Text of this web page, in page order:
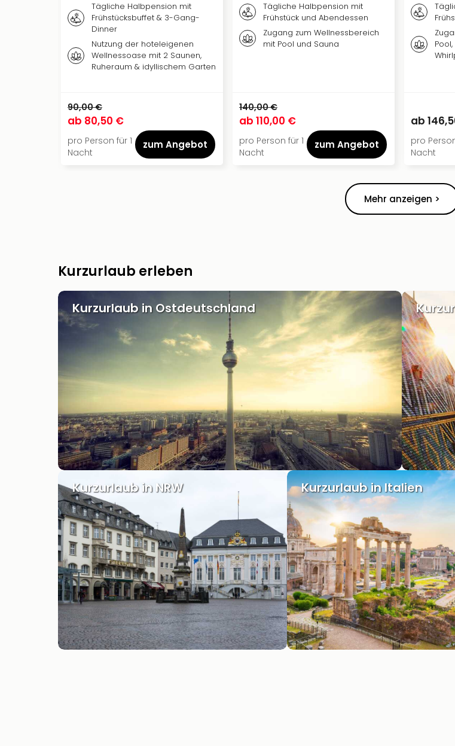
Tägliche Halbpension mit
Frühstücksbuffet & 3-Gang-
Dinner
Nutzung der hoteleigenen
Wellnessoase mit 2 Saunen,
Ruheraum & idyllischem Garten
90,00 €
ab 80,50 €
pro Person für 1
Nacht
zum Angebot
Tägliche Halbpension mit
Frühstück und Abendessen
Zugang zum Wellnessbereich
mit Pool und Sauna
140,00 €
ab 110,00 €
pro Person für 1
Nacht
zum Angebot
ab
pro
Nacht
Mehr anzeigen >
Kurzurlaub erleben
Kurzurlaub in Ostdeutschland
Kurzurlaub in NRW Kurzurlaub in Italien